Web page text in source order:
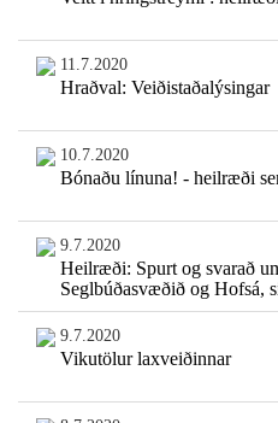
11.7.2020
Hraðval: Veiðistaðalýsingar
10.7.2020
Bónaðu línuna! - heilræði
9.7.2020
Heilræði: Spurt og svarað
Seglbúðasvæðið og Hofsá,
9.7.2020
Vikutölur laxveiðinnar